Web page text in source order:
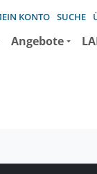
KONTO SUCHE
Angebote